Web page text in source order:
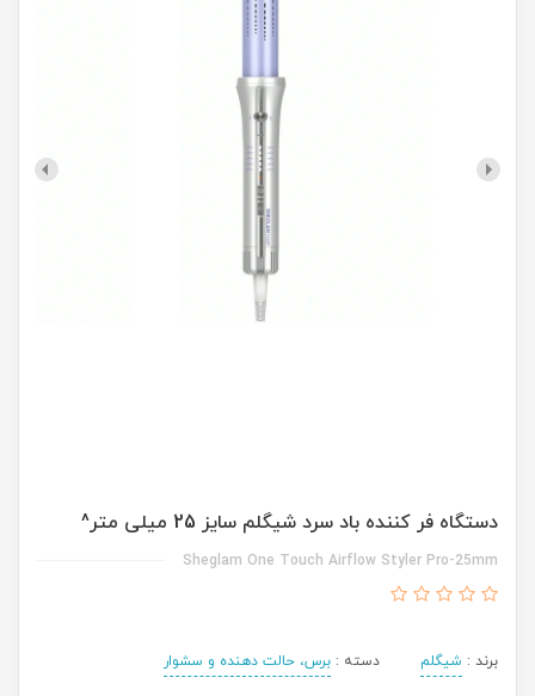
دستگاه فر کننده باد سرد شیگلم سایز 25 میلی متر^
Sheglam One Touch Airflow Styler Pro-25mm
برند : شیگلم دسته : برس، حالت دهنده و سشوار